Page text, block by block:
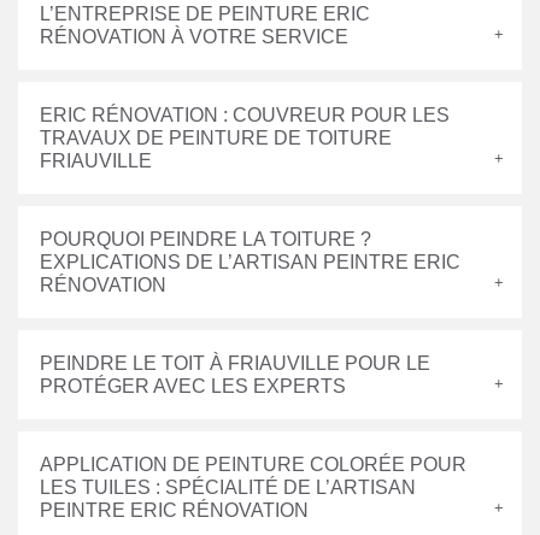
L’ENTREPRISE DE PEINTURE ERIC
RÉNOVATION À VOTRE SERVICE
ERIC RÉNOVATION : COUVREUR POUR LES
TRAVAUX DE PEINTURE DE TOITURE
FRIAUVILLE
POURQUOI PEINDRE LA TOITURE ?
EXPLICATIONS DE L’ARTISAN PEINTRE ERIC
RÉNOVATION
PEINDRE LE TOIT À FRIAUVILLE POUR LE
PROTÉGER AVEC LES EXPERTS
APPLICATION DE PEINTURE COLORÉE POUR
LES TUILES : SPÉCIALITÉ DE L’ARTISAN
PEINTRE ERIC RÉNOVATION